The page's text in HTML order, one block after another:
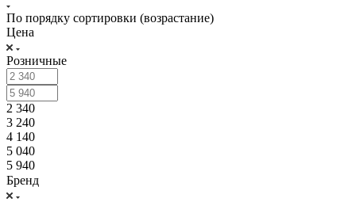
По порядку сортировки (возрастание)
Цена
Розничные
2 340
3 240
4 140
5 040
5 940
Бренд